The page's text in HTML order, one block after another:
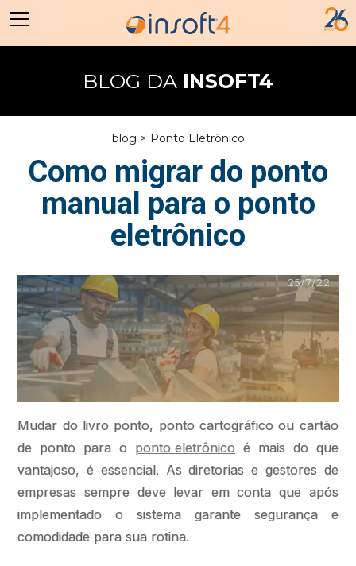
BLOG DAINSOFT4
blog > Ponto Eletrônico
Como migrar do ponto
manual para o ponto
eletrônico
25/7/22
Mudar do livro ponto, ponto cartográfico ou cartão
de ponto para o ponto eletrônico é mais do que
vantajoso, é essencial. As diretorias e gestores de
empresas sempre deve levar em conta que após
implementado o sistema garante segurança e
comodidade para sua rotina.